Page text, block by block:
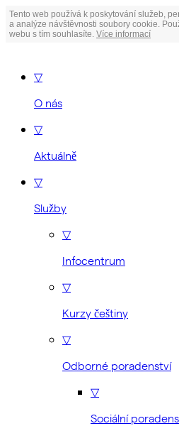
Tento web používá k poskytování služeb,
a analýze návštěvnosti soubory cookie.
webu s tím souhlasíte. Více informací
▽
O nás
▽
Aktuálně
▽
Služby
▽
Infocentrum
▽
Kurzy češtiny
▽
Odborné poradenství
▽
Sociální